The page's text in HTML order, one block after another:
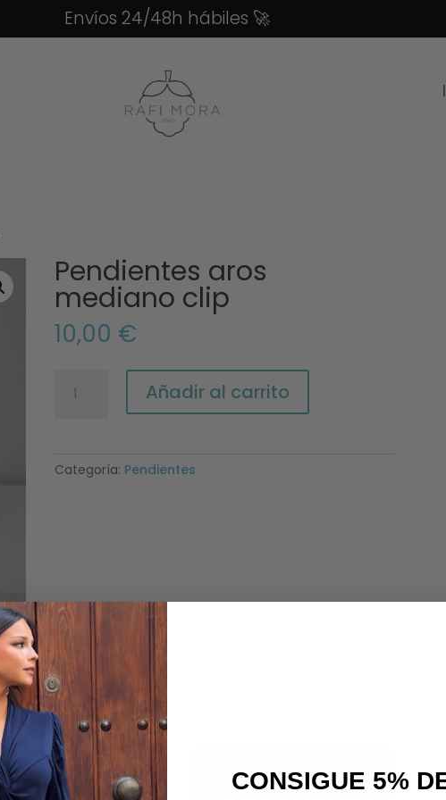
Envíos 24/48h hábiles 🚀
Pendientes aros
mediano clip
10,00 €
aros
cantidad
Añadir al carrito
Categoría: Pendientes
CONSIGUE 5%